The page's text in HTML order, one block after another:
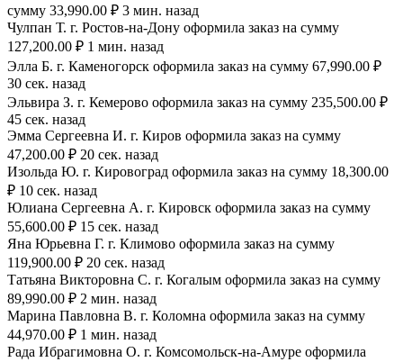
сумму 33,990.00 ₽ 3 мин. назад
Чулпан Т. г. Ростов-на-Дону оформила заказ на сумму
127,200.00 ₽ 1 мин. назад
Элла Б. г. Каменогорск оформила заказ на сумму 67,990.00 ₽
30 сек. назад
Эльвира З. г. Кемерово оформила заказ на сумму 235,500.00 ₽
45 сек. назад
Эмма Сергеевна И. г. Киров оформила заказ на сумму
47,200.00 ₽ 20 сек. назад
Изольда Ю. г. Кировоград оформила заказ на сумму 18,300.00
₽ 10 сек. назад
Юлиана Сергеевна А. г. Кировск оформила заказ на сумму
55,600.00 ₽ 15 сек. назад
Яна Юрьевна Г. г. Климово оформила заказ на сумму
119,900.00 ₽ 20 сек. назад
Татьяна Викторовна С. г. Когалым оформила заказ на сумму
89,990.00 ₽ 2 мин. назад
Марина Павловна В. г. Коломна оформила заказ на сумму
44,970.00 ₽ 1 мин. назад
Рада Ибрагимовна О. г. Комсомольск-на-Амуре оформила